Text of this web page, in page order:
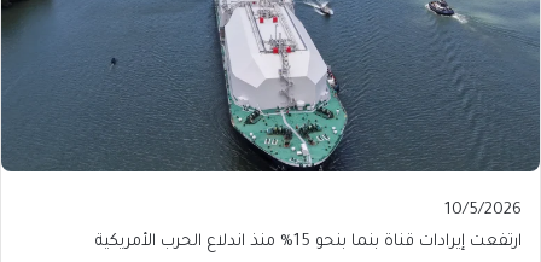
Published
On
10/5/2026
ارتفعت إيرادات قناة بنما بنحو 15% منذ اندلاع الحرب الأمريكية